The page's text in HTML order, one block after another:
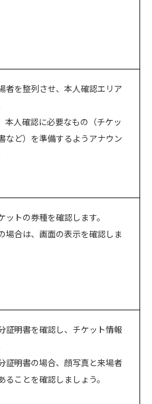
者を整列させ、本人確認エリア
本人確認に必要なもの（チケッ
など）を準備するようアナウン
ットの券種を確認します。
場合は、画面の表示を確認しま
証明書を確認し、チケット情報
証明書の場合、顔写真と来場者
ることを確認しましょう。